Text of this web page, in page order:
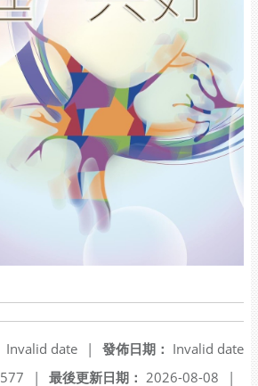
發佈日期： Invalid date
Invalid date
|
最後更新日期： 2026-08-08 |
577 |